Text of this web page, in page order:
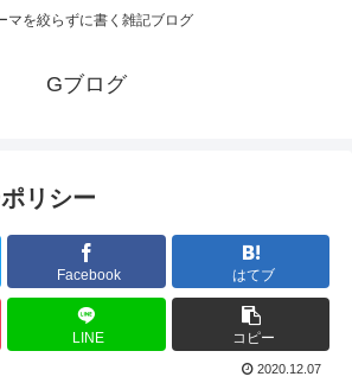
マを絞らずに書く雑記ブログ
Gブログ
リシー
Facebook はてブ
LINE コピー
2020.12.07